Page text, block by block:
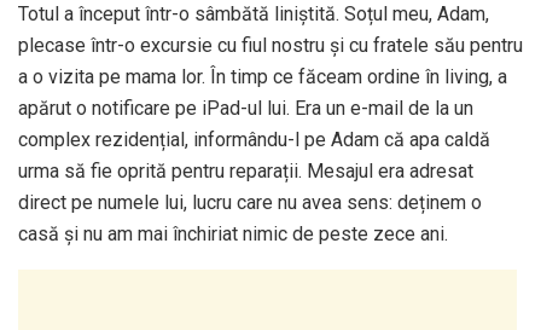
Totul a început într-o sâmbătă liniștită. Soțul meu, Adam,
plecase într-o excursie cu fiul nostru și cu fratele său pentru
a o vizita pe mama lor. În timp ce făceam ordine în living, a
apărut o notificare pe iPad-ul lui. Era un e-mail de la un
complex rezidențial, informându-l pe Adam că apa caldă
urma să fie oprită pentru reparații. Mesajul era adresat
direct pe numele lui, lucru care nu avea sens: deținem o
casă și nu am mai închiriat nimic de peste zece ani.